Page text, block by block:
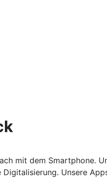
mit dem Smartphone.
Unsere